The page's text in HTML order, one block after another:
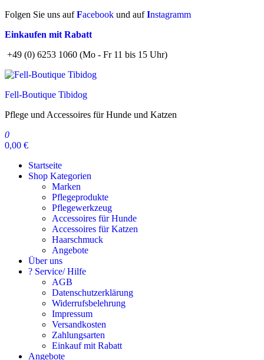
Zum
springen
Folgen Sie uns aufFacebook und aufInstagramm
Einkaufen mit Rabatt
+49 (0) 6253 1060 (Mo - Fr 11 bis 15 Uhr)
Fell-Boutique Tibidog
Pflege und Accessoires für Hunde und Katzen
0
0,00 €
Startseite
Shop Kategorien
Marken
Pflegeprodukte
Pflegewerkzeug
Accessoires für Hunde
Accessoires für Katzen
Haarschmuck
Angebote
Über uns
? Service/ Hilfe
AGB
Datenschutzerklärung
Widerrufsbelehrung
Impressum
Versandkosten
Zahlungsarten
Einkauf mit Rabatt
Angebote